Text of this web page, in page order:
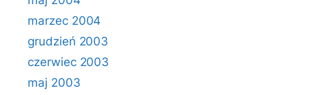
marzec 2004
grudzień 2003
czerwiec 2003
maj 2003